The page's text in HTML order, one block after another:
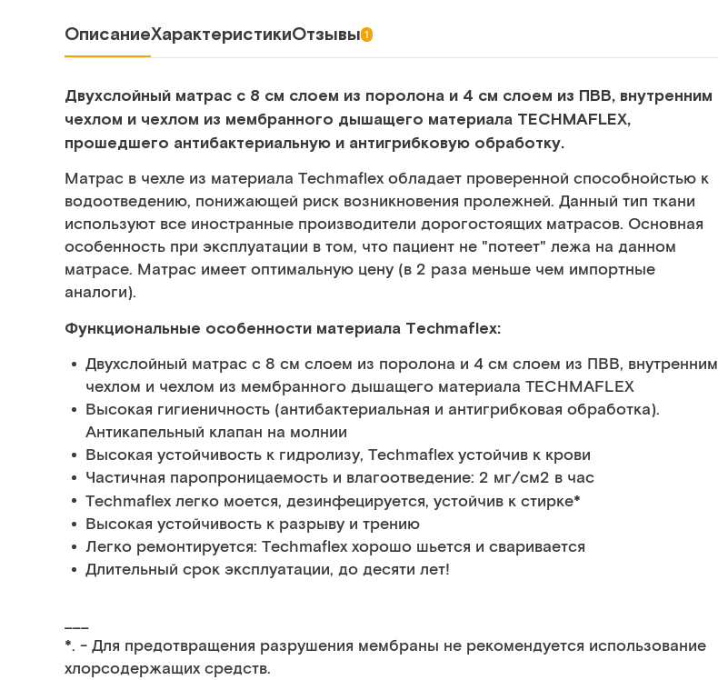
ОписаниеХарактеристикиОтзывы 1
Двухслойный матрас с 8 см слоем из поролона и 4 см слоем из ПВВ, внутренним
чехлом и чехлом из мембранного дышащего материала TECHMAFLEX,
прошедшего антибактериальную и антигрибковую обработку.
Матрас в чехле из материала Techmaflex обладает проверенной способнойстью к
водоотведению, понижающей риск возникновения пролежней. Данный тип ткани
используют все иностранные производители дорогостоящих матрасов. Основная
особенность при эксплуатации в том, что пациент не "потеет" лежа на данном
матрасе. Матрас имеет оптимальную цену (в 2 раза меньше чем импортные
аналоги).
Функциональные особенности материала Techmaflex:
Двухслойный матрас с 8 см слоем из поролона и 4 см слоем из ПВВ, внутренним
чехлом и чехлом из мембранного дышащего материала TECHMAFLEX
Высокая гигиеничность (антибактериальная и антигрибковая обработка).
Антикапельный клапан на молнии
Высокая устойчивость к гидролизу, Techmaflex устойчив к крови
Частичная паропроницаемость и влагоотведение: 2 мг/см2 в час
Techmaflex легко моется, дезинфецируется, устойчив к стирке*
Высокая устойчивость к разрыву и трению
Легко ремонтируется: Techmaflex xорошо шьется и сваривается
Длительный срок эксплуатации, до десяти лет!
___
*. - Для предотвращения разрушения мембраны не рекомендуется использование
хлорсодержащих средств.